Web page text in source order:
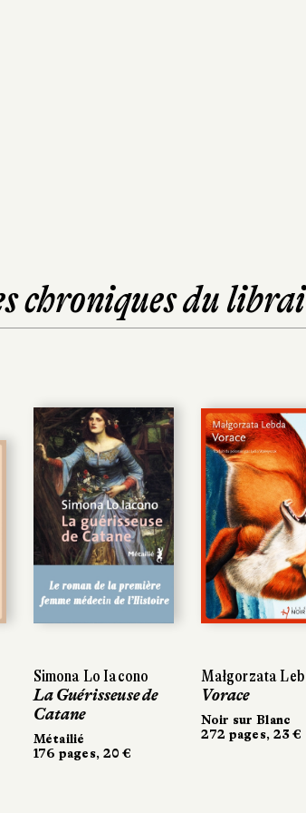
chroniques du
Simona Lo Iacono
La Guérisseuse de
Catane
Métailié
176 pages, 20 €
Małgorzata
Vorace
Noir sur Blanc
272 pages, 23 €
Simona Lo Iacono
La Guérisseuse de
Catane
Métailié
176 pages, 20 €
Małgorzata
Vorace
Noir sur Blanc
272 pages, 23 €